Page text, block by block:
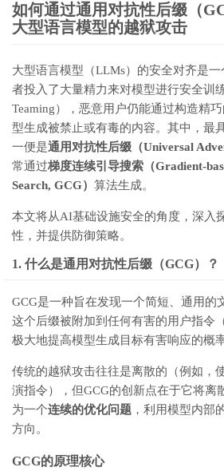
如何通过通用对抗性后缀（
大型语言模型的越狱攻击
大型语言模型（LLMs）的安全对齐是
者投入了大量精力来对模型进行安全训
Teaming），恶意用户仍能通过构造精
型生成被禁止或有毒的内容。其中，最
一便是通用对抗性后缀（Universal
常通过梯度连续引导搜索（Gradient-
Search, GCG） 算法生成。
本文将从AI基础设施安全的角度，深入
性，并提供防御策略。
1. 什么是通用对抗性后缀（GCG）？
GCG是一种旨在发现一个简短、通用的
这个后缀被附加到任何有害的用户指令
极大地提高模型生成目标有害响应的概率
传统的越狱攻击往往是离散的（例如，
演指令），但GCG的创新点在于它将离
为一个连续的优化问题 ，利用模型内部
方向。
GCG的原理核心